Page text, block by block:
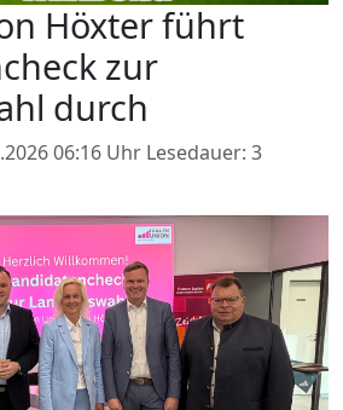
Höxter führt
zur
durch
06:16 Uhr Lesedauer: 3